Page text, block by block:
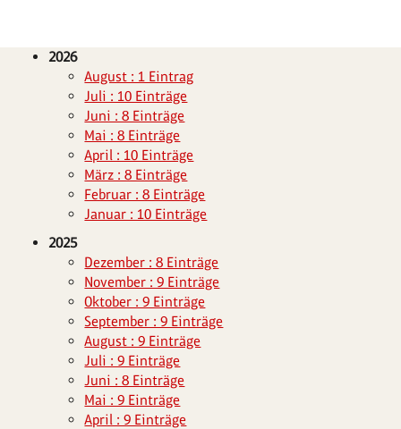
2026
August : 1 Eintrag
Juli : 10 Einträge
Juni : 8 Einträge
Mai : 8 Einträge
April : 10 Einträge
März : 8 Einträge
Februar : 8 Einträge
Januar : 10 Einträge
2025
Dezember : 8 Einträge
November : 9 Einträge
Oktober : 9 Einträge
September : 9 Einträge
August : 9 Einträge
Juli : 9 Einträge
Juni : 8 Einträge
Mai : 9 Einträge
April : 9 Einträge